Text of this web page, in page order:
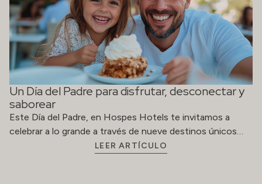
Un Día del Padre para disfrutar, desconectar y
saborear
Este Día del Padre, en Hospes Hotels te invitamos a
celebrar a lo grande a través de nueve destinos únicos…
LEER ARTÍCULO